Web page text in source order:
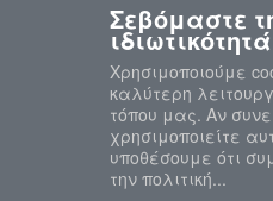
Σεβόμαστε
Χρησιμοποιούμε
καλύτερη
τόπου μας. Αν
χρησιμοποιείτε
υποθέσουμε ότι
την πολιτική...